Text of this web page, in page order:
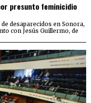
presunto feminicidio
desaparecidos en Sonora,
con Jesús Guillermo, de